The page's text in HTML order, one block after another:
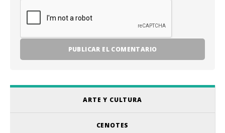
ARTE Y CULTURA
CENOTES